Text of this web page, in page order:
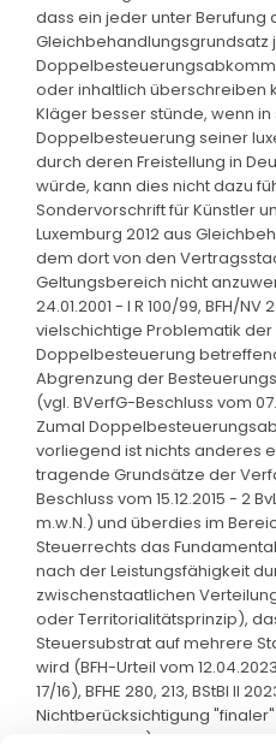
dass ein jeder unter Berufung
oder inhaltlich überschreiben
Kläger besser stünde, wenn in
Doppelbesteuerung seiner
durch deren Freistellung in
würde, kann dies nicht dazu
Sondervorschrift für Künstler
Luxemburg 2012 aus
dem dort von den
Geltungsbereich nicht
24.01.2001 - I R 100/99, BFH/
vielschichtige Problematik
Doppelbesteuerung
Abgrenzung der
(vgl. BVerfG-Beschluss vom
Zumal
vorliegend ist nichts anderes
tragende Grundsätze der
Beschluss vom 15.12.2015 - 2 BvL
m.w.N.) und überdies im
Steuerrechts das
nach der Leistungsfähigkeit
zwischenstaatlichen
oder Territorialitätsprinzip),
Steuersubstrat auf mehrere
wird (BFH-Urteil vom
17/16), BFHE 280, 213, BStBl II
Nichtberücksichtigung
Betriebsstätte).